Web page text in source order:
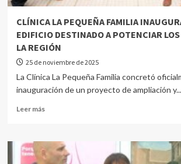
CLÍNICA LA PEQUEÑA FAMILIA
EDIFICIO DESTINADO A POTENCIAR
LA REGIÓN
25 de noviembre de 2025
La Clínica La Pequeña Familia concretó
inauguración de un proyecto de ampliación y...
Leer más